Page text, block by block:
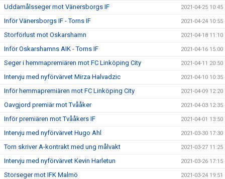
Uddamålsseger mot Vänersborgs IF 2021-04-25 10:45
Inför Vänersborgs IF - Torns IF 2021-04-24 10:55
Storförlust mot Oskarshamn 2021-04-18 11:10
Inför Oskarshamns AIK - Torns IF 2021-04-16 15:00
Seger i hemmapremiären mot FC Linköping City 2021-04-11 20:50
Intervju med nyförvärvet Mirza Halvadzic 2021-04-10 10:35
Inför hemmapremiären mot FC Linköping City 2021-04-09 12:20
Oavgjord premiär mot Tvååker 2021-04-03 12:35
Inför premiären mot Tvååkers IF 2021-04-01 13:50
Intervju med nyförvärvet Hugo Ahl 2021-03-30 17:30
Torn skriver A-kontrakt med ung målvakt 2021-03-27 11:25
Intervju med nyförvärvet Kevin Harletun 2021-03-26 17:15
Storseger mot IFK Malmö 2021-03-24 19:51